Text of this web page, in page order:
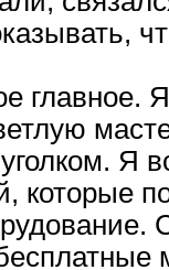
главное.
Я
которые